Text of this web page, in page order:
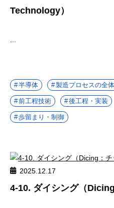
Technology）
半導体 製造プロセスの全
前工程技術 後工程・実装
歩留まり・制御
2025.12.17
4-10. ダイシング（